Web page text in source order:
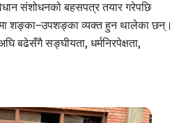
संशोधनको बहसपत्र तयार गरेपछि
शङ्का–उपशङ्का व्यक्त हुन थालेका छन्।
बढेसँगै सङ्घीयता, धर्मनिरपेक्षता,